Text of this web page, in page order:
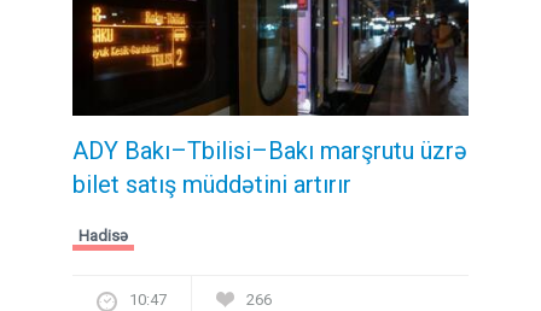
ADY Bakı–Tbilisi–Bakı marşrutu üzrə
bilet satış müddətini artırır
Hadisə
10:47 266